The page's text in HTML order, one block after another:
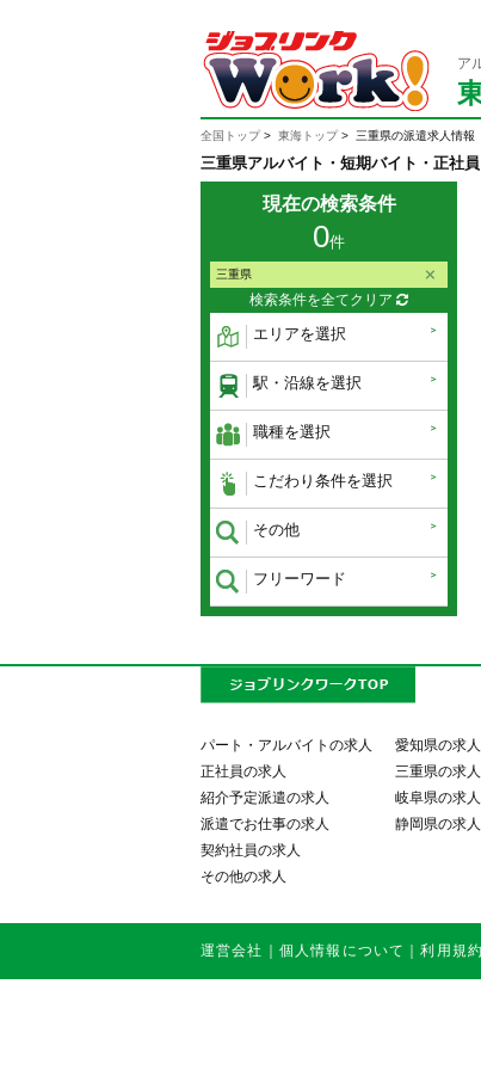
ア
全国トップ 東海トップ 三重県の派遣求人情報
三重県アルバイト・短期バイト・正社
現在の検索条件
0件
三重県
検索条件を全てクリア
エリアを選択
駅・沿線を選択
職種を選択
こだわり条件を選択
その他
フリーワード
パート・アルバイトの求人
正社員の求人
紹介予定派遣の求人
派遣でお仕事の求人
契約社員の求人
その他の求人
愛知県の求人
三重県の求人
岐阜県の求人
静岡県の求人
運営会社 ｜ 個人情報について ｜利用規約